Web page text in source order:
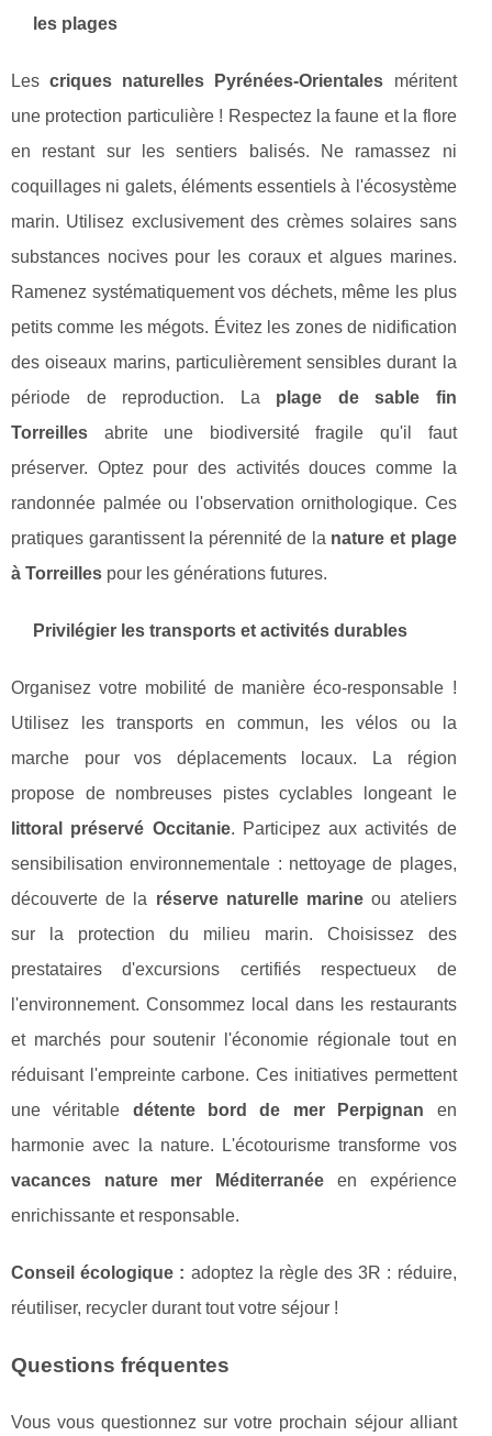
les plages
Lescriques naturelles Pyrénées-Orientales méritent
une protection particulière ! Respectez la faune et la flore
en restant sur les sentiers balisés. Ne ramassez ni
coquillages ni galets, éléments essentiels à l'écosystème
marin. Utilisez exclusivement des crèmes solaires sans
substances nocives pour les coraux et algues marines.
Ramenez systématiquement vos déchets, même les plus
petits comme les mégots. Évitez les zones de nidification
des oiseaux marins, particulièrement sensibles durant la
période de reproduction. La plage de sable fin
Torreilles abrite une biodiversité fragile qu'il faut
préserver. Optez pour des activités douces comme la
randonnée palmée ou l'observation ornithologique. Ces
pratiques garantissent la pérennité de la nature et plage
à Torreilles pour les générations futures.
Privilégier les transports et activités durables
Organisez votre mobilité de manière éco-responsable !
Utilisez les transports en commun, les vélos ou la
marche pour vos déplacements locaux. La région
propose de nombreuses pistes cyclables longeant le
littoral préservé Occitanie. Participez aux activités de
sensibilisation environnementale : nettoyage de plages,
découverte de la réserve naturelle marine ou ateliers
sur la protection du milieu marin. Choisissez des
prestataires d'excursions certifiés respectueux de
l'environnement. Consommez local dans les restaurants
et marchés pour soutenir l'économie régionale tout en
réduisant l'empreinte carbone. Ces initiatives permettent
une véritable détente bord de mer Perpignan en
harmonie avec la nature. L'écotourisme transforme vos
vacances nature mer Méditerranée en expérience
enrichissante et responsable.
Conseil écologique : adoptez la règle des 3R : réduire,
réutiliser, recycler durant tout votre séjour !
Questions fréquentes
Vous vous questionnez sur votre prochain séjour alliant